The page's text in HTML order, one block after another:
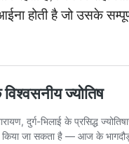
होती है जो उसके